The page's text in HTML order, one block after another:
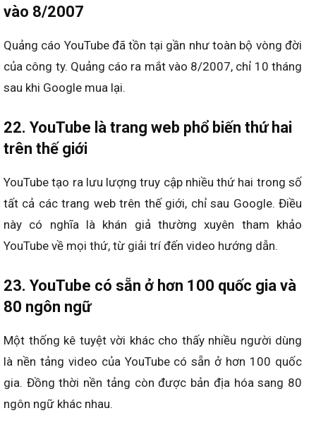
vào 8/2007
Quảng cáo YouTube đã tồn tại gần như toàn bộ vòng đời
của công ty. Quảng cáo ra mắt vào 8/2007, chỉ 10 tháng
sau khi Google mua lại.
22. YouTube là trang web phổ biến thứ hai
trên thế giới
YouTube tạo ra lưu lượng truy cập nhiều thứ hai trong số
tất cả các trang web trên thế giới, chỉ sau Google. Điều
này có nghĩa là khán giả thường xuyên tham khảo
YouTube về mọi thứ, từ giải trí đến video hướng dẫn.
23. YouTube có sẵn ở hơn 100 quốc gia và
80 ngôn ngữ
Một thống kê tuyệt vời khác cho thấy nhiều người dùng
là nền tảng video của YouTube có sẵn ở hơn 100 quốc
gia. Đồng thời nền tảng còn được bản địa hóa sang 80
ngôn ngữ khác nhau.